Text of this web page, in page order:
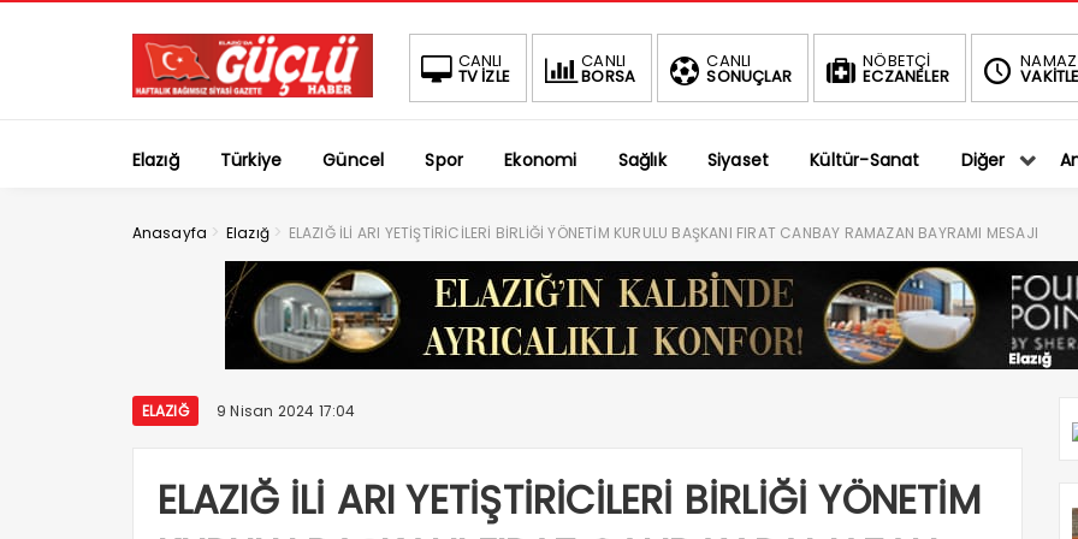
CANLI
TV İZLE
CANLI
BORSA
CANLI
SONUÇLAR
NÖBETÇİ
ECZANELER
NAMAZ
BIST
-0.75%
Elazığ Türkiye Güncel Spor Ekonomi Sağlık Siyaset Kültür-Sanat Diğer
Anasayfa > Elazığ > ELAZIĞ İLİ ARI YETİŞTİRİCİLERİ BİRLİĞİ YÖNETİM KURULU BAŞKANI FIRAT CANBAY RAMAZAN BAYRAMI MESAJI
ELAZIĞ 9 Nisan 2024 17:04
ELAZIĞ İLİ ARI YETİŞTİRİCİLERİ BİRLİĞİ YÖNETİM